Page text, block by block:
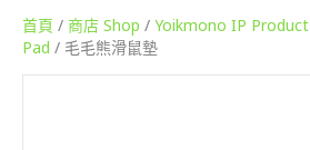
首頁 / 商店 Shop / Yoikmono IP Product
Pad / 毛毛熊滑鼠墊